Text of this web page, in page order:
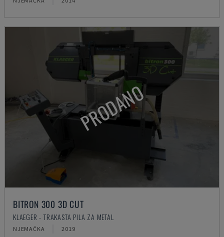
PRODANO
BITRON 300 3D CUT
KLAEGER - TRAKASTA PILA ZA METAL
NJEMAČKA 2019